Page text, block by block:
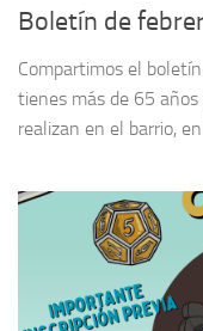
Boletín de
Compartimos el
tienes más de 65 años
realizan en el barrio,